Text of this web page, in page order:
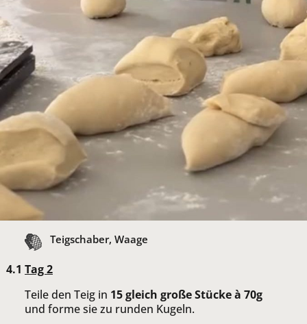
Teigschaber, Waage
Tag 2
Teile den Teig in 15 gleich große Stücke à 70g
und forme sie zu runden Kugeln.